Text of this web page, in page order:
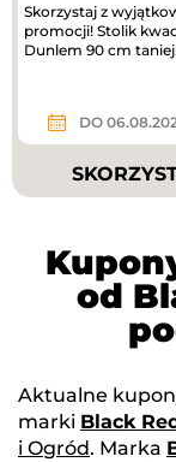
Skorzystaj z
promocji! Stolik
Dunlem 90 cm
DO
od
Aktualne
marki Black
i Ogród. Marka